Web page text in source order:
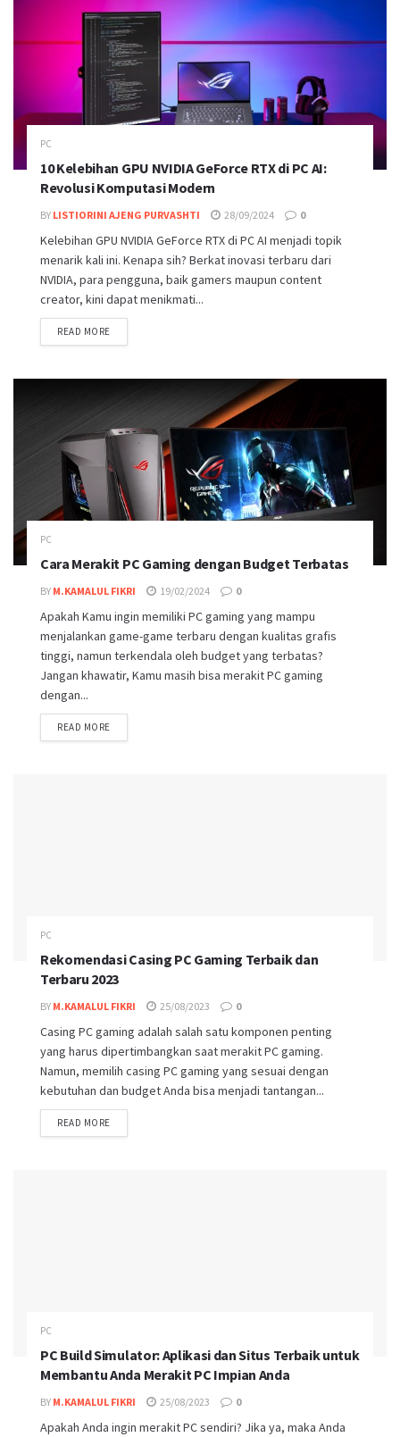
PC
10 Kelebihan GPU NVIDIA GeForce RTX di PC AI:
Revolusi Komputasi Modern
BY LISTIORINI AJENG PURVASHTI 28/09/2024 0
Kelebihan GPU NVIDIA GeForce RTX di PC AI menjadi topik
menarik kali ini. Kenapa sih? Berkat inovasi terbaru dari
NVIDIA, para pengguna, baik gamers maupun content
creator, kini dapat menikmati...
READ MOREDETAILS
PC
Cara Merakit PC Gaming dengan Budget Terbatas
BY M.KAMALUL FIKRI 19/02/2024 0
Apakah Kamu ingin memiliki PC gaming yang mampu
menjalankan game-game terbaru dengan kualitas grafis
tinggi, namun terkendala oleh budget yang terbatas?
Jangan khawatir, Kamu masih bisa merakit PC gaming
dengan...
READ MOREDETAILS
PC
Rekomendasi Casing PC Gaming Terbaik dan
Terbaru 2023
BY M.KAMALUL FIKRI 25/08/2023 0
Casing PC gaming adalah salah satu komponen penting
yang harus dipertimbangkan saat merakit PC gaming.
Namun, memilih casing PC gaming yang sesuai dengan
kebutuhan dan budget Anda bisa menjadi tantangan...
READ MOREDETAILS
PC
PC Build Simulator: Aplikasi dan Situs Terbaik untuk
Membantu Anda Merakit PC Impian Anda
BY M.KAMALUL FIKRI 25/08/2023 0
Apakah Anda ingin merakit PC sendiri? Jika ya, maka Anda